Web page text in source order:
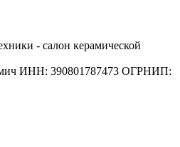
- салон керамической
ИНН: 390801787473 ОГРНИП: